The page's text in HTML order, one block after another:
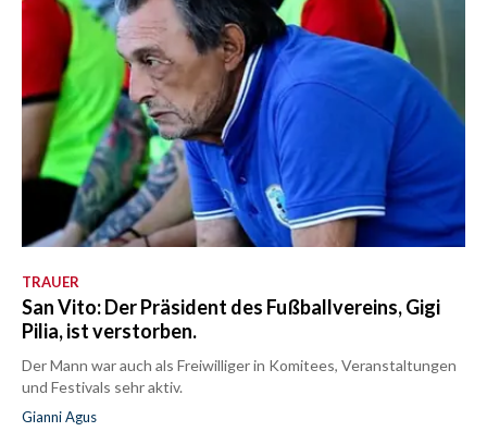
TRAUER
San Vito: Der Präsident des Fußballvereins, Gigi
Pilia, ist verstorben.
Der Mann war auch als Freiwilliger in Komitees, Veranstaltungen
und Festivals sehr aktiv.
Gianni Agus